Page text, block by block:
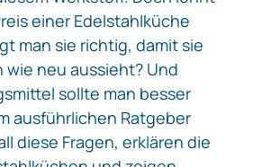
einer Edelstahlküche
man sie richtig, damit sie
wie neu aussieht? Und
sollte man besser
ausführlichen Ratgeber
diese Fragen, erklären die